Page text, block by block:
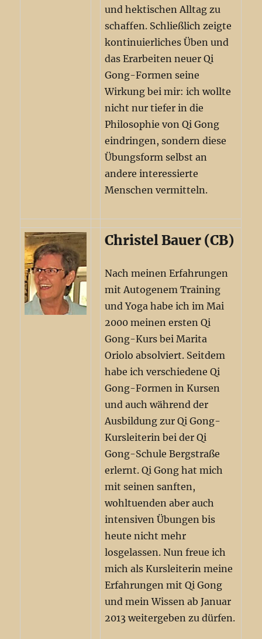
und hektischen Alltag zu
schaffen. Schließlich zeigte
kontinuierliches Üben und
das Erarbeiten neuer Qi
Gong-Formen seine
Wirkung bei mir: ich wollte
nicht nur tiefer in die
Philosophie von Qi Gong
eindringen, sondern diese
Übungsform selbst an
andere interessierte
Menschen vermitteln.
Christel Bauer (CB)
Nach meinen Erfahrungen
mit Autogenem Training
und Yoga habe ich im Mai
2000 meinen ersten Qi
Gong-Kurs bei Marita
Oriolo absolviert. Seitdem
habe ich verschiedene Qi
Gong-Formen in Kursen
und auch während der
Ausbildung zur Qi Gong-
Kursleiterin bei der Qi
Gong-Schule Bergstraße
erlernt. Qi Gong hat mich
mit seinen sanften,
wohltuenden aber auch
intensiven Übungen bis
heute nicht mehr
losgelassen. Nun freue ich
mich als Kursleiterin meine
Erfahrungen mit Qi Gong
und mein Wissen ab Januar
2013 weitergeben zu dürfen.